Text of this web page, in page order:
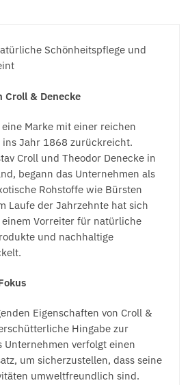
Schönheitspflege und
Croll & Denecke
Marke mit einer reichen
ins Jahr 1868 zurückreicht.
Croll und Theodor Denecke in
begann das Unternehmen als
Rohstoffe wie Bürsten
Laufe der Jahrzehnte hat sich
einem Vorreiter für natürliche
und nachhaltige
Eigenschaften von Croll &
Hingabe zur
Unternehmen verfolgt einen
um sicherzustellen, dass seine
umweltfreundlich sind.